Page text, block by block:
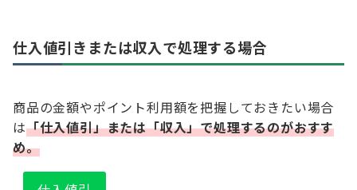
仕入値引きまたは収入で処理する場合
商品の金額やポイント利用額を把握しておきたい場合
は「仕入値引」または「収入」で処理するのがおすす
め。